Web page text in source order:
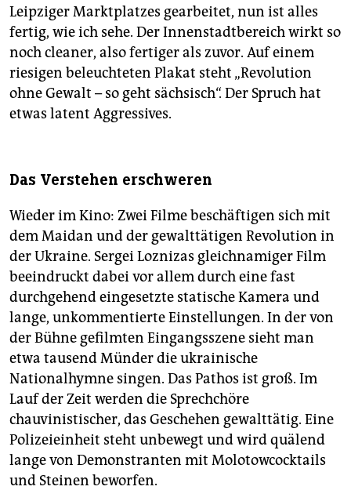
Leipziger Marktplatzes gearbeitet, nun ist alles
fertig, wie ich sehe. Der Innenstadtbereich wirkt so
noch cleaner, also fertiger als zuvor. Auf einem
riesigen beleuchteten Plakat steht „Revolution
ohne Gewalt – so geht sächsisch“. Der Spruch hat
etwas latent Aggressives.
Das Verstehen erschweren
Wieder im Kino: Zwei Filme beschäftigen sich mit
dem Maidan und der gewalttätigen Revolution in
der Ukraine. Sergei Loznizas gleichnamiger Film
beeindruckt dabei vor allem durch eine fast
durchgehend eingesetzte statische Kamera und
lange, unkommentierte Einstellungen. In der von
der Bühne gefilmten Eingangsszene sieht man
etwa tausend Münder die ukrainische
Nationalhymne singen. Das Pathos ist groß. Im
Lauf der Zeit werden die Sprechchöre
chauvinistischer, das Geschehen gewalttätig. Eine
Polizeieinheit steht unbewegt und wird quälend
lange von Demonstranten mit Molotowcocktails
und Steinen beworfen.